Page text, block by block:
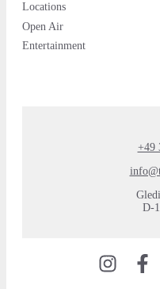
Locations
Open Air
Entertainment
+49
D-